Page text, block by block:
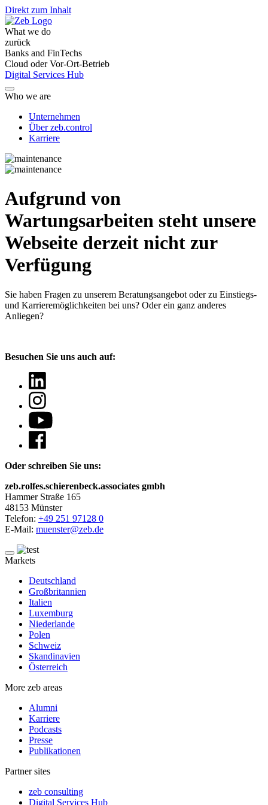
Direkt zum Inhalt
What we do
zurück
Banks and FinTechs
Cloud oder Vor-Ort-Betrieb
Digital Services Hub
Who we are
Unternehmen
Über zeb.control
Karriere
Aufgrund von
Wartungsarbeiten steht unsere
Webseite derzeit nicht zur
Verfügung
Sie haben Fragen zu unserem Beratungsangebot oder zu Einstiegs-
und Karrieremöglichkeiten bei uns? Oder ein ganz anderes
Anliegen?
Besuchen Sie uns auch auf:
Oder schreiben Sie uns:
zeb.rolfes.schierenbeck.associates gmbh
Hammer Straße 165
48153 Münster
Telefon: +49 251 97128 0
E-Mail: muenster@zeb.de
Markets
Deutschland
Großbritannien
Italien
Luxemburg
Niederlande
Polen
Schweiz
Skandinavien
Österreich
More zeb areas
Alumni
Karriere
Podcasts
Presse
Publikationen
Partner sites
zeb consulting
Digital Services Hub